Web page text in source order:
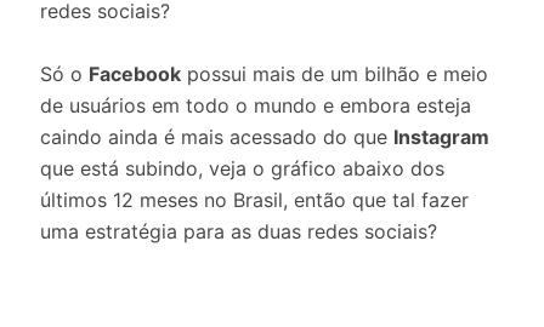
redes sociais?
Só o Facebook possui mais de um bilhão e meio
de usuários em todo o mundo e embora esteja
caindo ainda é mais acessado do que Instagram
que está subindo, veja o gráfico abaixo dos
últimos 12 meses no Brasil, então que tal fazer
uma estratégia para as duas redes sociais?